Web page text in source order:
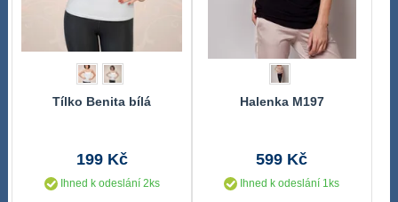
Tílko Benita bílá
199 Kč
Ihned k odeslání 2ks
Halenka M197
599 Kč
Ihned k odeslání 1ks